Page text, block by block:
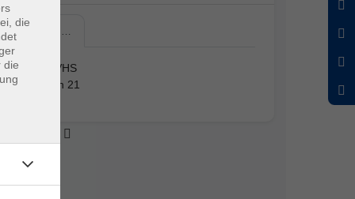
Grimma,…
Grimma, VHS
Wallgraben 21
die
die